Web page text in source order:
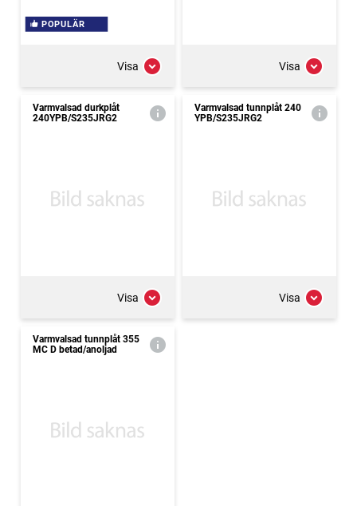
POPULÄR
Visa Visa
Varmvalsad durkplåt
240YPB/S235JRG2
Visa
Varmvalsad tunnplåt 240
YPB/S235JRG2
Visa
Varmvalsad tunnplåt 355
MC D betad/anoljad